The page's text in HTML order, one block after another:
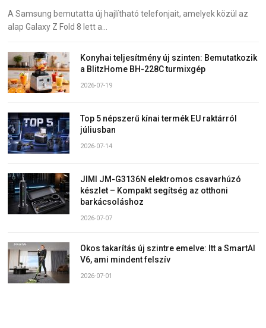
A Samsung bemutatta új hajlítható telefonjait, amelyek közül az
alap Galaxy Z Fold 8 lett a…
Konyhai teljesítmény új szinten: Bemutatkozik
a BlitzHome BH-228C turmixgép
2026-07-19
Top 5 népszerű kínai termék EU raktárról
júliusban
2026-07-14
JIMI JM-G3136N elektromos csavarhúzó
készlet – Kompakt segítség az otthoni
barkácsoláshoz
2026-07-07
Okos takarítás új szintre emelve: Itt a SmartAI
V6, ami mindent felszív
2026-07-01